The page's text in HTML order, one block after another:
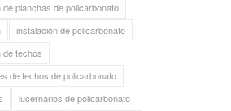
de planchas de policarbonato
instalación de policarbonato
de techos
de techos de policarbonato
lucernarios de policarbonato